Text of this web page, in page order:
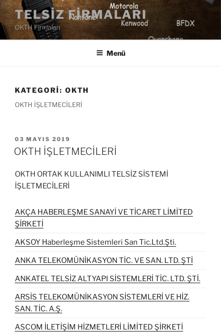
İçeriğe
geç TELSIZ FIRMALARI
OKTH Firmaları
Menü
KATEGORI: OKTH
OKTH İŞLETMECİLERİ
YAYIM
TARIHI
03 MAYIS 2019
OKTH İŞLETMECİLERİ
OKTH ORTAK KULLANIMLI TELSİZ SİSTEMİ
İŞLETMECİLERİ
AKÇA HABERLEŞME SANAYİ VE TİCARET LİMİTED
ŞİRKETİ
AKSOY Haberleşme Sistemleri San Tic.Ltd.Şti.
ANKA TELEKOMÜNİKASYON TİC. VE SAN. LTD. ŞTİ
ANKATEL TELSİZ ALTYAPI SİSTEMLERİ TİC. LTD. ŞTİ.
ARSİS TELEKOMÜNİKASYON SİSTEMLERİ VE HİZ.
SAN. TİC. A.Ş.
ASCOM İLETİŞİM HİZMETLERİ LİMİTED ŞİRKETİ